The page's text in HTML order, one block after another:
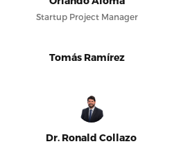
Startup Project Manager
Tomás Ramírez
Dr. Ronald Collazo